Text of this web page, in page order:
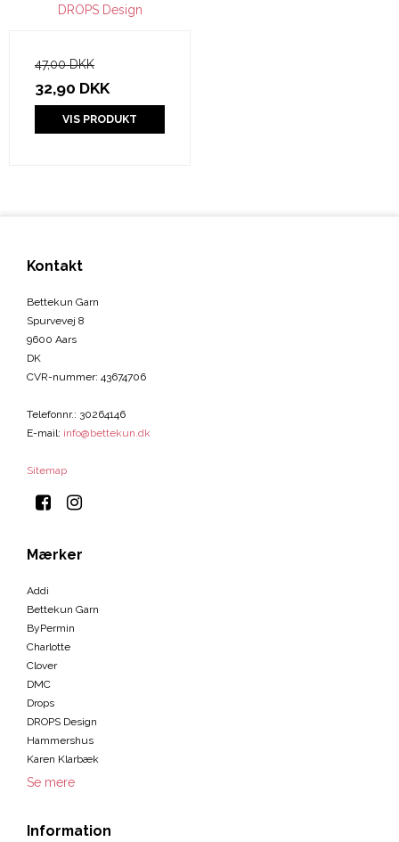
DROPS Design
47,00 DKK
32,90 DKK
VIS PRODUKT
Kontakt
Bettekun Garn
Spurvevej 8
9600 Aars
DK
CVR-nummer: 43674706
Telefonnr.: 30264146
E-mail: info@bettekun.dk
Sitemap
Mærker
Addi
Bettekun Garn
ByPermin
Charlotte
Clover
DMC
Drops
DROPS Design
Hammershus
Karen Klarbæk
Se mere
Information